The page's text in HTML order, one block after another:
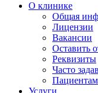
О клинике
Общая
Лицензии
Вакансии
Оставить
Реквизиты
Часто
Пациентам
Услуги